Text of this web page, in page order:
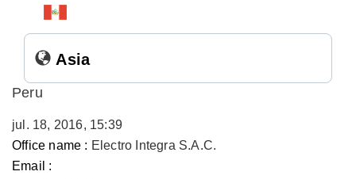
Asia
Peru
jul. 18, 2016, 15:39
Office name : Electro Integra S.A.C.
Email :